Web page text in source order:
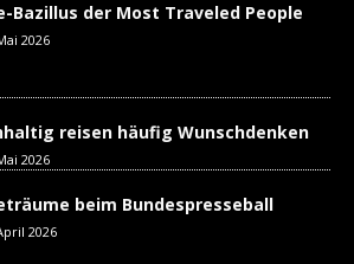
Bazillus der Most Traveled People
2026
reisen häufig Wunschdenken
2026
beim Bundespresseball
2026